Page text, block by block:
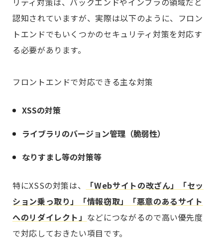
認知されていますが、実際は以下のように、フロン
トエンドでもいくつかのセキュリティ対策を対応す
る必要があります。
フロントエンドで対応できる主な対策
XSSの対策
ライブラリのバージョン管理（脆弱性）
なりすまし等の対策等
特にXSSの対策は、
「Webサイトの改ざん」「セッ
ション乗っ取り」「情報窃取」「悪意のあるサイト
へのリダイレクト」 などにつながるので高い優先度
で対応しておきたい項目です。